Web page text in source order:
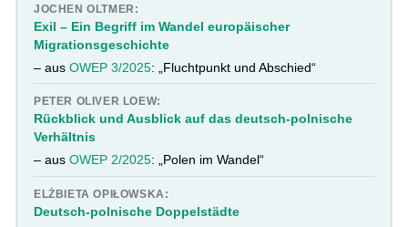
JOCHEN OLTMER:
Exil – Ein Begriff im Wandel europäischer
Migrationsgeschichte
– ausOWEP 3/2025: „Fluchtpunkt und Abschied“
PETER OLIVER LOEW:
Rückblick und Ausblick auf das deutsch-polnische
Verhältnis
– ausOWEP 2/2025: „Polen im Wandel“
ELŻBIETA OPIŁOWSKA:
Deutsch-polnische Doppelstädte